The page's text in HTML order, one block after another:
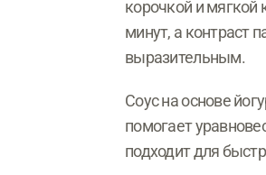
корочкой и мягкой
минут, а контраст
выразительным.
Соус на основе
помогает
подходит для